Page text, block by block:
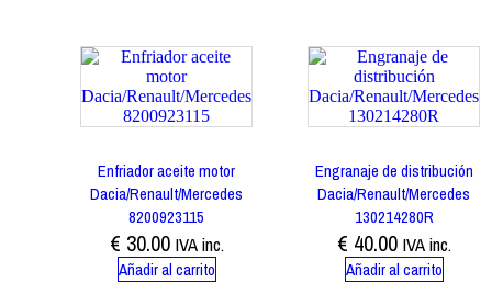
Enfriador aceite motor
Dacia/Renault/Mercedes
8200923115
€ 30.00 IVA inc.
Añadir al carrito
Engranaje de distribución
Dacia/Renault/Mercedes
130214280R
€ 40.00 IVA inc.
Añadir al carrito